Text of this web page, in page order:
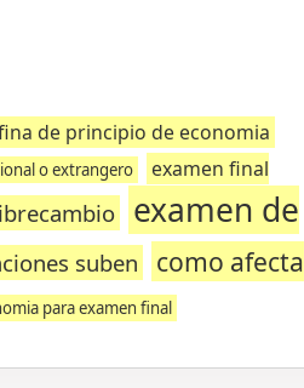
de principio de economia
o extrangero
examen final
examen de
suben
como afecta
para examen final